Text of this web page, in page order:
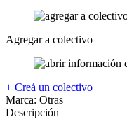
Agregar a colectivo
+ Creá un colectivo
Marca: Otras
Descripción